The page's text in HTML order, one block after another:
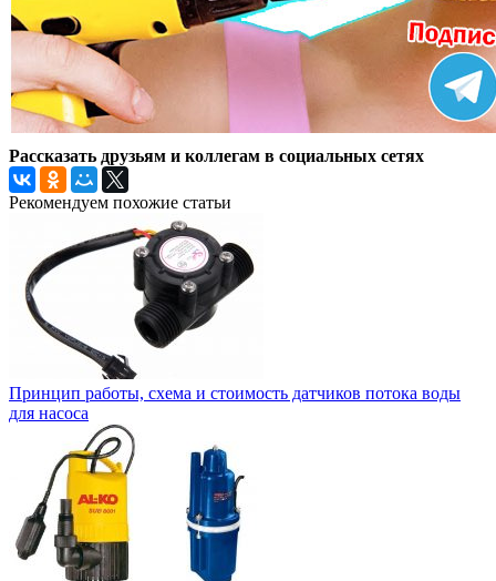
Рассказать друзьям и коллегам в социальных сетях
Рекомендуем похожие статьи
Принцип работы, схема и стоимость датчиков потока воды
для насоса